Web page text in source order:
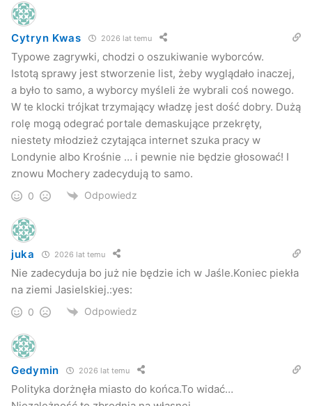
Cytryn Kwas 2026 lat temu
Typowe zagrywki, chodzi o oszukiwanie wyborców.
Istotą sprawy jest stworzenie list, żeby wyglądało inaczej,
a było to samo, a wyborcy myśleli że wybrali coś nowego.
W te klocki trójkat trzymający władzę jest dość dobry. Dużą
rolę mogą odegrać portale demaskujące przekręty,
niestety młodzież czytająca internet szuka pracy w
Londynie albo Krośnie … i pewnie nie będzie głosować! I
znowu Mochery zadecydują to samo.
0 Odpowiedz
juka 2026 lat temu
Nie zadecyduja bo już nie będzie ich w Jaśle.Koniec piekła
na ziemi Jasielskiej.:yes:
0 Odpowiedz
Gedymin 2026 lat temu
Polityka dorżnęła miasto do końca.To widać…